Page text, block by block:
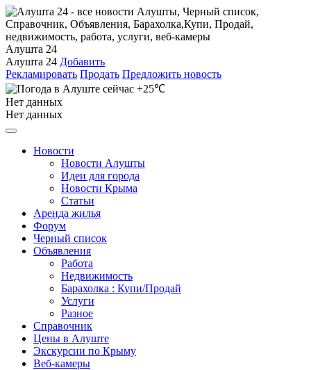
Алушта 24
Алушта 24 Добавить
Рекламировать Продать Предложить новость
+25℃
Нет данных
Нет данных
Новости
Новости Алушты
Идеи для города
Новости Крыма
Статьи
Аренда жилья
Форум
Черный список
Объявления
Работа
Недвижимость
Барахолка : Купи/Продай
Услуги
Разное
Справочник
Цены в Алуште
Экскурсии по Крыму
Веб-камеры